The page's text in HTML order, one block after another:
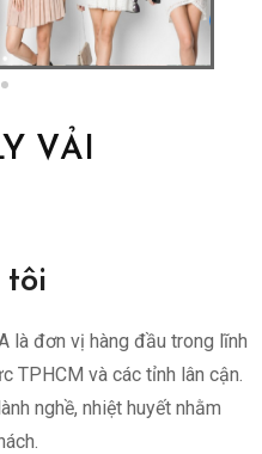
VẢI
tôi
là đơn vị hàng đầu trong lĩnh
TPHCM và các tỉnh lân cận.
nghề, nhiệt huyết nhằm